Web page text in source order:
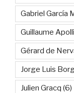
Gabriel García
Guillaume
Gérard de
Jorge Luis
Julien Gracq (6)